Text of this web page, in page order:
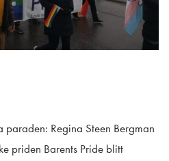
paraden: Regina Steen Bergman
priden Barents Pride blitt